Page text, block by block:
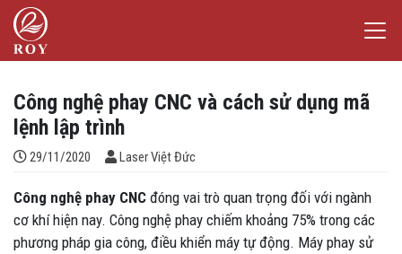
Chuyển đến nội dung
Laser Việt Đức
Công nghệ phay CNC và cách sử dụng mã
lệnh lập trình
29/11/2020 Đăng bởi
Laser Việt Đức
Công nghệ phay CNC đóng vai trò quan trọng đối với ngành
cơ khí hiện nay. Công nghệ phay chiếm khoảng 75% trong các
phương pháp gia công, điều khiển máy tự động. Máy phay sử